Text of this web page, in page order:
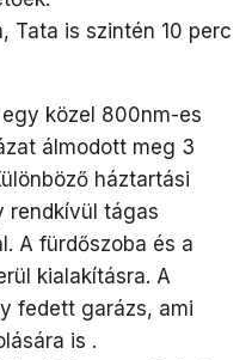
Tata is szintén 10 perc
közel 800nm-es
álmodott meg 3
háztartási
rendkívül tágas
A fürdőszoba és a
kialakításra. A
fedett garázs, ami
is .